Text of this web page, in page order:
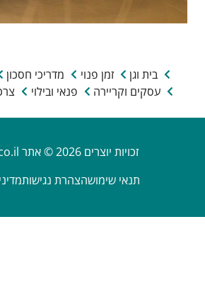
בית וגן זמן פנוי מדריכי חסכון
עסקים וקריירה
פנאי ובילוי
זכויות יוצרים 2026 © אתר shedon.co.il
תנאי שימושהצהרת נגישותמדיניות